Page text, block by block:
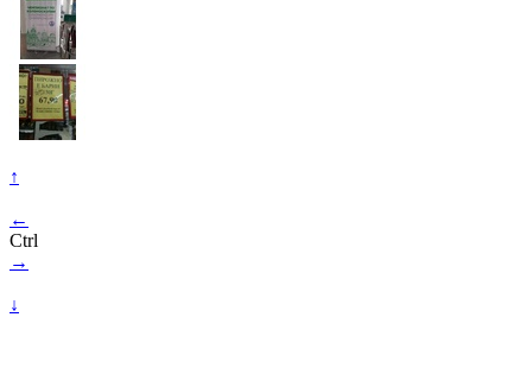
↑
←
Ctrl
→
↓